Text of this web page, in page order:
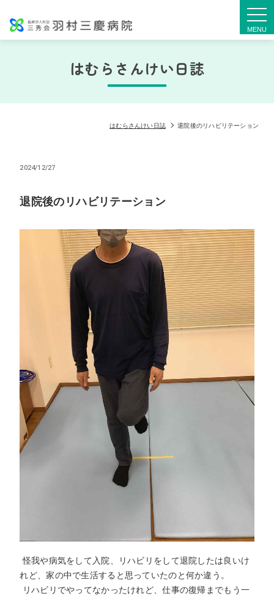
はむらさんけい日誌
はむらさんけい日誌 退院後のリハビリテーション
2024/12/27
退院後のリハビリテーション
怪我や病気をして入院、リハビリをして退院したは良いけ
れど、家の中で生活すると思っていたのと何か違う。
リハビリでやってなかったけれど、仕事の復帰までもう一